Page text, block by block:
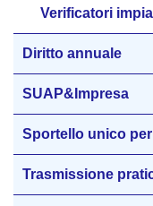
Verificatori
Diritto annuale
SUAP&Impresa
Sportello unico
Trasmissione